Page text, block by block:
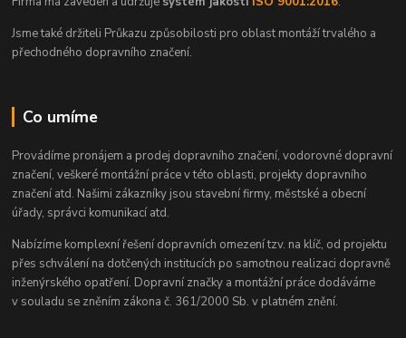
Jsme také držiteli Průkazu způsobilosti pro oblast montáží trvalého a
přechodného dopravního značení.
Co umíme
Provádíme pronájem a prodej dopravního značení, vodorovné dopravní
značení, veškeré montážní práce v této oblasti, projekty dopravního
značení atd. Našimi zákazníky jsou stavební firmy, městské a obecní
úřady, správci komunikací atd.
Nabízíme komplexní řešení dopravních omezení tzv. na klíč, od projektu
přes schválení na dotčených institucích po samotnou realizaci dopravně
inženýrského opatření. Dopravní značky a montážní práce dodáváme
v souladu se zněním zákona č. 361/2000 Sb. v platném znění.